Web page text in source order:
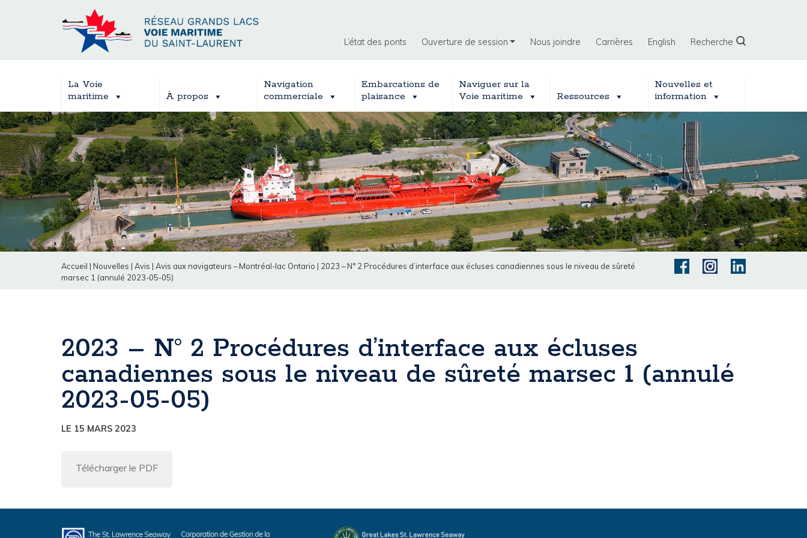
L’état des ponts Ouverture de session Nous joindre Carrières English Recherche
La Voie
maritime
À propos
Navigation
commerciale
Embarcations de
plaisance
Naviguer sur la
Voie maritime
Ressources
Nouvelles et
information
Accueil | Nouvelles | Avis | Avis aux navigateurs – Montréal-lac Ontario | 2023 – N° 2 Procédures d’interface aux écluses canadiennes sous le niveau de sûreté
marsec 1 (annulé 2023-05-05)
2023 – N° 2 Procédures d’interface aux écluses
canadiennes sous le niveau de sûreté marsec 1 (annulé
2023-05-05)
LE 15 MARS 2023
Télécharger le PDF